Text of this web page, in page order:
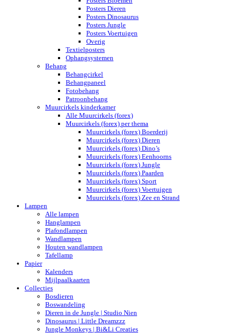
Posters Dieren
Posters Dinosaurus
Posters Jungle
Posters Voertuigen
Overig
Textielposters
Ophangsystemen
Behang
Behangcirkel
Behangpaneel
Fotobehang
Patroonbehang
Muurcirkels kinderkamer
Alle Muurcirkels (forex)
Muurcirkels (forex) per thema
Muurcirkels (forex) Boerderij
Muurcirkels (forex) Dieren
Muurcirkels (forex) Dino’s
Muurcirkels (forex) Eenhoorns
Muurcirkels (forex) Jungle
Muurcirkels (forex) Paarden
Muurcirkels (forex) Sport
Muurcirkels (forex) Voertuigen
Muurcirkels (forex) Zee en Strand
Lampen
Alle lampen
Hanglampen
Plafondlampen
Wandlampen
Houten wandlampen
Tafellamp
Papier
Kalenders
Mijlpaalkaarten
Collecties
Bosdieren
Boswandeling
Dieren in de Jungle | Studio Nien
Dinosaurus | Little Dreamzzz
Jungle Monkeys | Bi&Li Creaties